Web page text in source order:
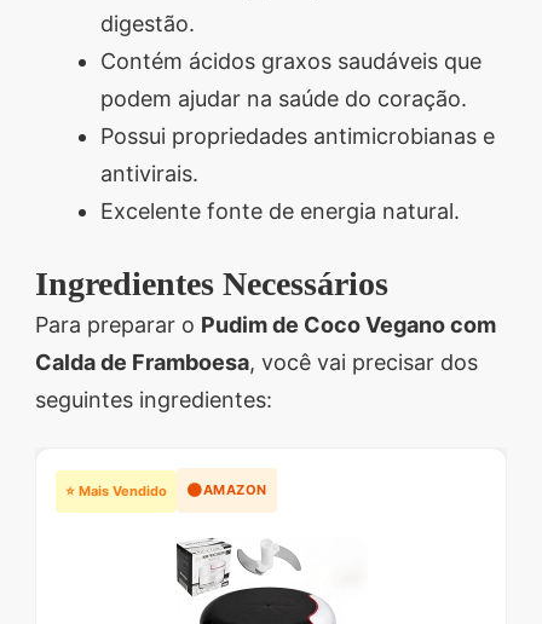
digestão.
Contém ácidos graxos saudáveis que
podem ajudar na saúde do coração.
Possui propriedades antimicrobianas e
antivirais.
Excelente fonte de energia natural.
Ingredientes Necessários
Para preparar o Pudim de Coco Vegano com
Calda de Framboesa, você vai precisar dos
seguintes ingredientes:
⭐ Mais Vendido 🟠AMAZON